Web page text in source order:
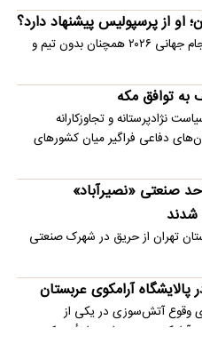
او از پرسپولیس پیشنهاد دارد؟
یکی از بهترین‌های ایران در جام جهانی ۲۰۲۶ همچنان بدون تیم و
توافق مکه
نژادپرستانه و تجاوزکارانه
دفاعی فراگیر میان کشورهای
صنعتی «نصیرآباد»
تهران از حریق در شهرک صنعتی
آرامکوی عربستان
وقوع آتش‌سوزی در یکی از
در «جیزان» را تأیید کرد.